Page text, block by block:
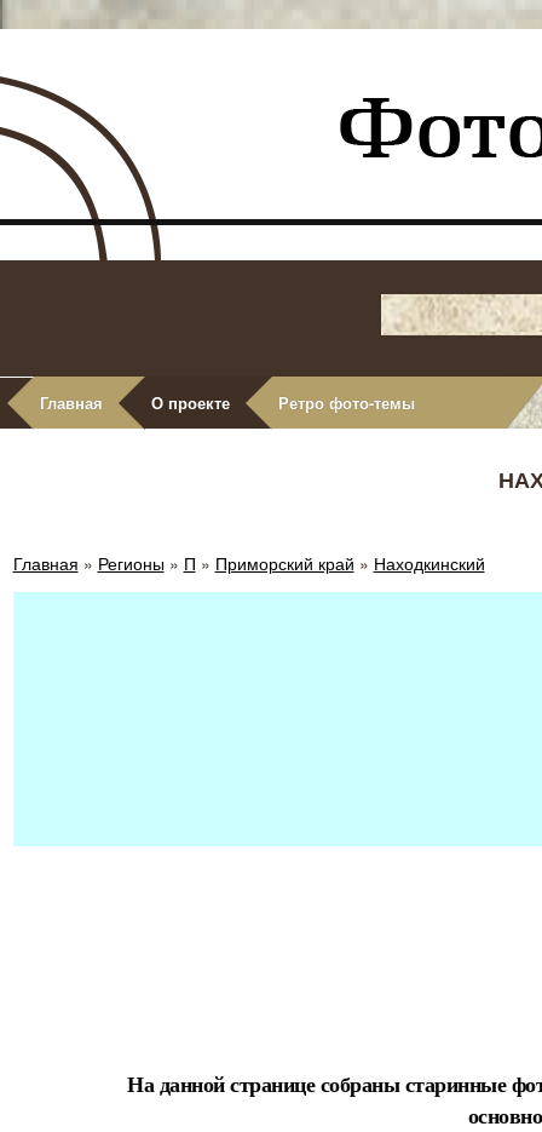
Главная О проекте Ретро фото-темы
Главная » Регионы» П » Приморский край » Находкинский
На данной странице собраны старинные